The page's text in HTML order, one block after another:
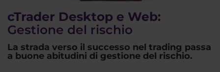
cTrader Desktop e Web:
Gestione del rischio
La strada verso il successo nel trading passa
a buone abitudini di gestione del rischio.